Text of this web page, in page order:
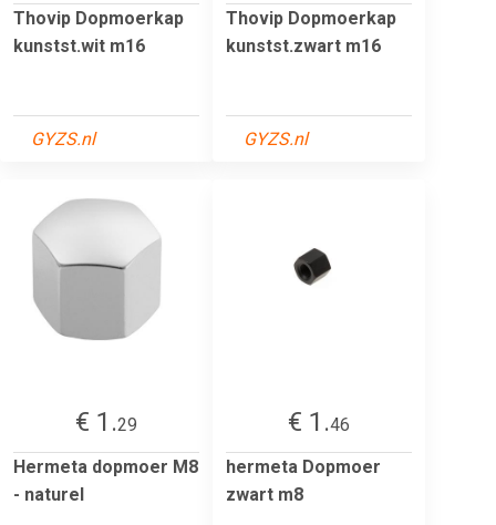
Thovip Dopmoerkap
kunstst.wit m16
GYZS.nl
Thovip Dopmoerkap
kunstst.zwart m16
GYZS.nl
€ 1.29
Hermeta dopmoer M8
- naturel
€ 1.46
hermeta Dopmoer
zwart m8